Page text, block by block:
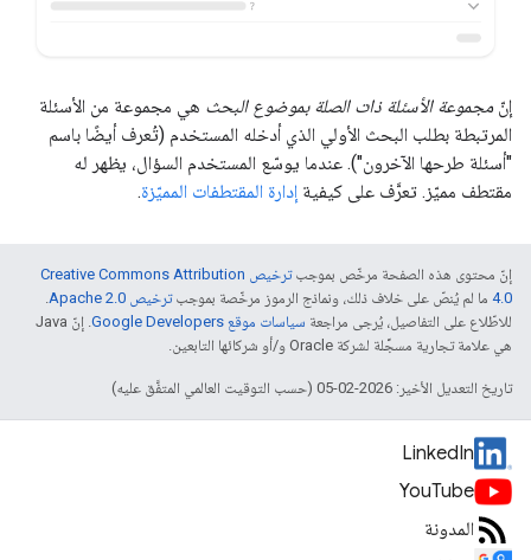
إنّ مجموعة الأسئلة ذات الصلة بموضوع البحث هي مجموعة من الأسئلة
المرتبطة بطلب البحث الأولي الذي أدخله المستخدم (تُعرف أيضًا باسم
"أسئلة طرحها الآخرون"). عندما يوسّع المستخدم السؤال، يظهر له
مقتطف مميّز. تعرَّف على كيفية إدارة المقتطفات المميّزة.
إنّ محتوى هذه الصفحة مرخّص بموجب
ترخيص Creative Commons Attribution
4.0‏ ما لم يُنصّ على خلاف ذلك، ونماذج الرموز مرخّصة بموجبترخيص Apache 2.0‏
.
للاطّلاع على التفاصيل، يُرجى مراجعة سياسات موقع Google Developers‏
. إنّ Java
هي علامة تجارية مسجَّلة لشركة Oracle و/أو شركائها التابعين.
تاريخ التعديل الأخير: 2026-02-05 (حسب التوقيت العالمي المتفَّق عليه)
LinkedIn
YouTube
المدونة